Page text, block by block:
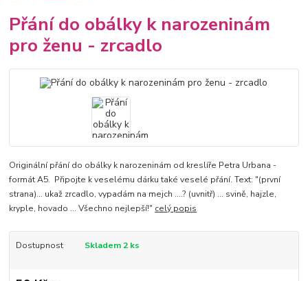
Přání do obálky k narozeninám
pro ženu - zrcadlo
Originální přání do obálky k narozeninám od kreslíře Petra Urbana -
formát A5. Připojte k veselému dárku také veselé přání. Text: "(první
strana)... ukaž zrcadlo, vypadám na mejch ....? (uvnitř) ... svině, hajzle,
kryple, hovado ... Všechno nejlepší!" celý popis
Dostupnost Skladem 2 ks